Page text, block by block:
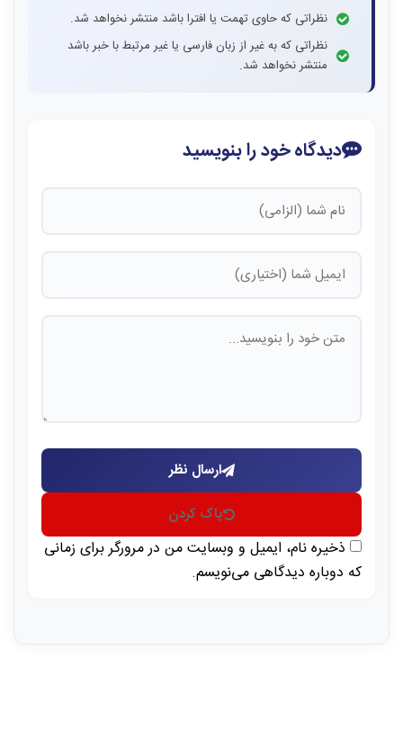
نظراتی که حاوی تهمت یا افترا باشد منتشر نخواهد شد.
نظراتی که به غیر از زبان فارسی یا غیر مرتبط با خبر باشد
منتشر نخواهد شد.
دیدگاه خود را بنویسید
ارسال نظر
پاک کردن
ذخیره نام، ایمیل و وبسایت من در مرورگر برای زمانی
که دوباره دیدگاهی می‌نویسم.